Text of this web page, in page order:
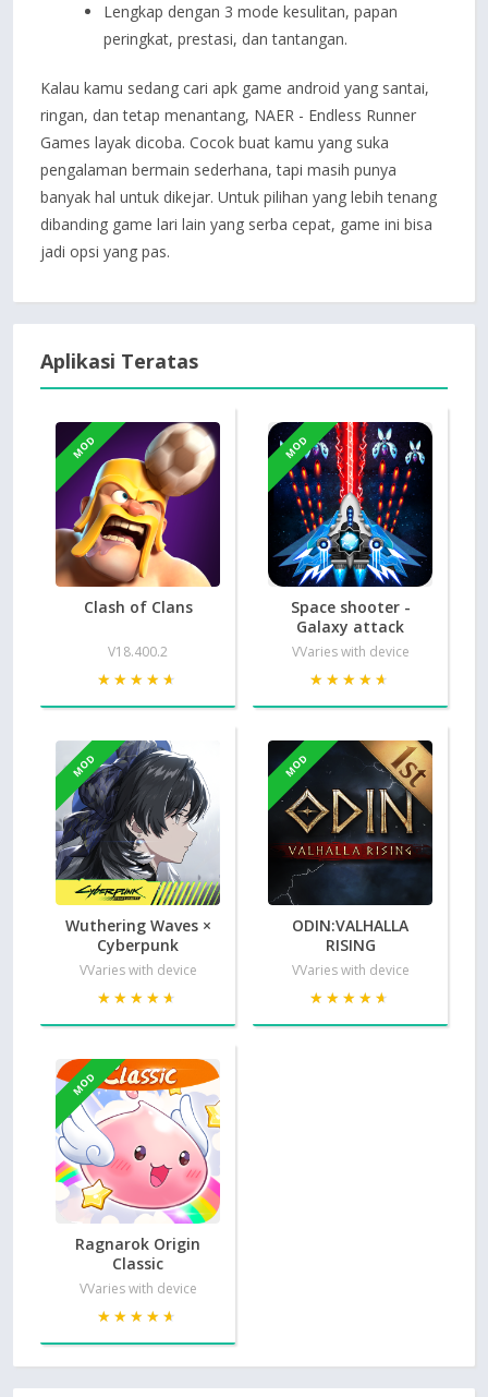
Lengkap dengan 3 mode kesulitan, papan
peringkat, prestasi, dan tantangan.
Kalau kamu sedang cari apk game android yang santai,
ringan, dan tetap menantang, NAER - Endless Runner
Games layak dicoba. Cocok buat kamu yang suka
pengalaman bermain sederhana, tapi masih punya
banyak hal untuk dikejar. Untuk pilihan yang lebih tenang
dibanding game lari lain yang serba cepat, game ini bisa
jadi opsi yang pas.
Aplikasi Teratas
MOD
Clash of Clans
V18.400.2
★★★★★
★★★★★
MOD
Space shooter -
Galaxy attack
VVaries with device
★★★★★
★★★★★
MOD
Wuthering Waves ×
Cyberpunk
VVaries with device
★★★★★
★★★★★
MOD
ODIN:VALHALLA
RISING
VVaries with device
★★★★★
★★★★★
MOD
Ragnarok Origin
Classic
VVaries with device
★★★★★
★★★★★